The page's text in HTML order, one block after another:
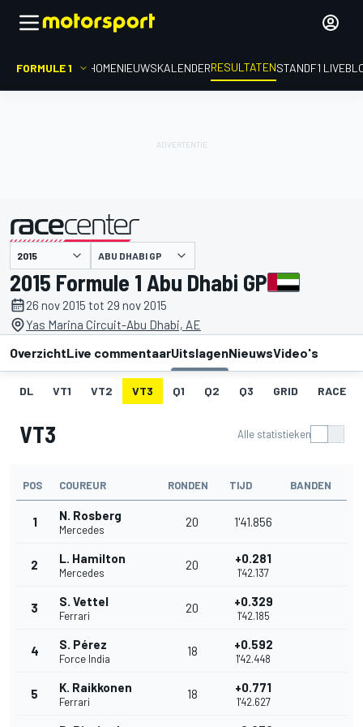
FORMULE 1 HOMENIEUWSKALENDERRESULTATENSTANDF1
gepresenteerd door ABU DHABI GP
2015 Formule 1 Abu Dhabi GP
26 nov 2015 tot 29 nov 2015
Yas Marina Circuit-Abu Dhabi, AE
OverzichtLive commentaarUitslagenNieuwsVideo's
DL VT1 VT2 VT3 Q1 Q2 Q3 GRID RACE
VT3 Alle statistieken
POS COUREUR RONDEN TIJD BANDEN
1 N. Rosberg
Mercedes
20 1'41.856
2 L. Hamilton
Mercedes
20 +0.281
1'42.137
3 S. Vettel
Ferrari
20 +0.329
1'42.185
4 S. Pérez
Force India
18 +0.592
1'42.448
5 K. Raikkonen
Ferrari
18 +0.771
1'42.627